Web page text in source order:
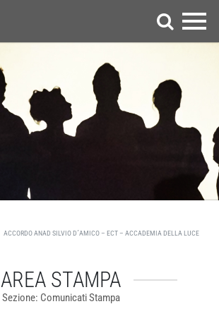
ACCORDO ANAD SILVIO D´AMICO – ECT – ACCADEMIA DELLA LUCE
AREA STAMPA
Sezione: Comunicati Stampa